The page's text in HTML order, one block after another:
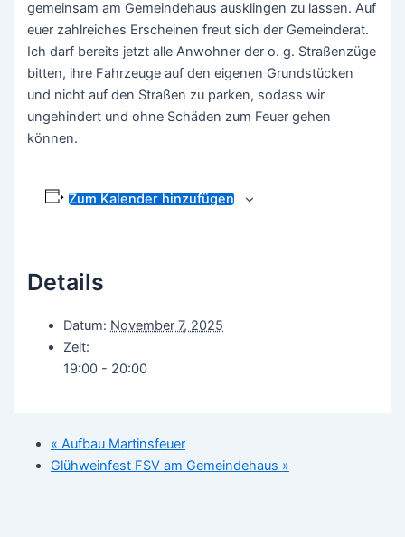
gemeinsam am Gemeindehaus ausklingen zu lassen. Auf
euer zahlreiches Erscheinen freut sich der Gemeinderat.
Ich darf bereits jetzt alle Anwohner der o. g. Straßenzüge
bitten, ihre Fahrzeuge auf den eigenen Grundstücken
und nicht auf den Straßen zu parken, sodass wir
ungehindert und ohne Schäden zum Feuer gehen
können.
Zum Kalender hinzufügen
Details
Datum: November 7, 2025
Zeit:
19:00 - 20:00
« Aufbau Martinsfeuer
Glühweinfest FSV am Gemeindehaus »